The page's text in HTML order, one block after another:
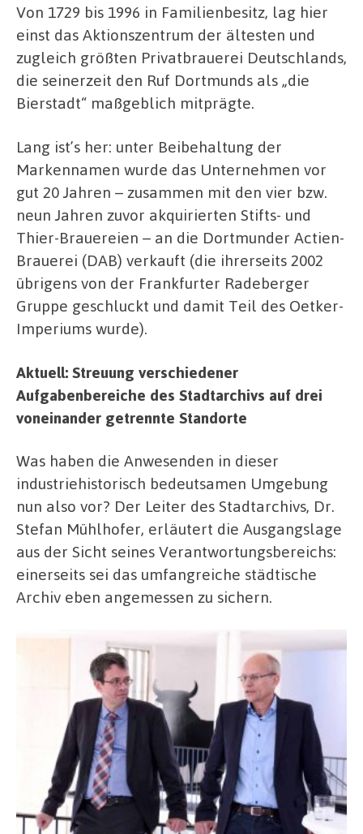
Von 1729 bis 1996 in Familienbesitz, lag hier
einst das Aktionszentrum der ältesten und
zugleich größten Privatbrauerei Deutschlands,
die seinerzeit den Ruf Dortmunds als „die
Bierstadt“ maßgeblich mitprägte.
Lang ist’s her: unter Beibehaltung der
Markennamen wurde das Unternehmen vor
gut 20 Jahren – zusammen mit den vier bzw.
neun Jahren zuvor akquirierten Stifts- und
Thier-Brauereien – an die Dortmunder Actien-
Brauerei (DAB) verkauft (die ihrerseits 2002
übrigens von der Frankfurter Radeberger
Gruppe geschluckt und damit Teil des Oetker-
Imperiums wurde).
Aktuell: Streuung verschiedener
Aufgabenbereiche des Stadtarchivs auf drei
voneinander getrennte Standorte
Was haben die Anwesenden in dieser
industriehistorisch bedeutsamen Umgebung
nun also vor? Der Leiter des Stadtarchivs, Dr.
Stefan Mühlhofer, erläutert die Ausgangslage
aus der Sicht seines Verantwortungsbereichs:
einerseits sei das umfangreiche städtische
Archiv eben angemessen zu sichern.